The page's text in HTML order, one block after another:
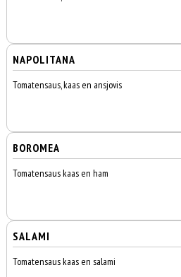
NAPOLITANA
Tomatensaus, kaas en ansjovis
BOROMEA
Tomatensaus kaas en ham
SALAMI
Tomatensaus kaas en salami